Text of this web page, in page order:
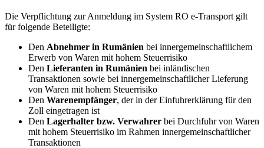
Die Verpflichtung zur Anmeldung im System RO e-Transport gilt
für folgende Beteiligte:
Den Abnehmer in Rumänien bei innergemeinschaftlichem
Erwerb von Waren mit hohem Steuerrisiko
Den Lieferanten in Rumänien bei inländischen
Transaktionen sowie bei innergemeinschaftlicher Lieferung
von Waren mit hohem Steuerrisiko
Den Warenempfänger, der in der Einfuhrerklärung für den
Zoll eingetragen ist
Den Lagerhalter bzw. Verwahrer bei Durchfuhr von Waren
mit hohem Steuerrisiko im Rahmen innergemeinschaftlicher
Transaktionen